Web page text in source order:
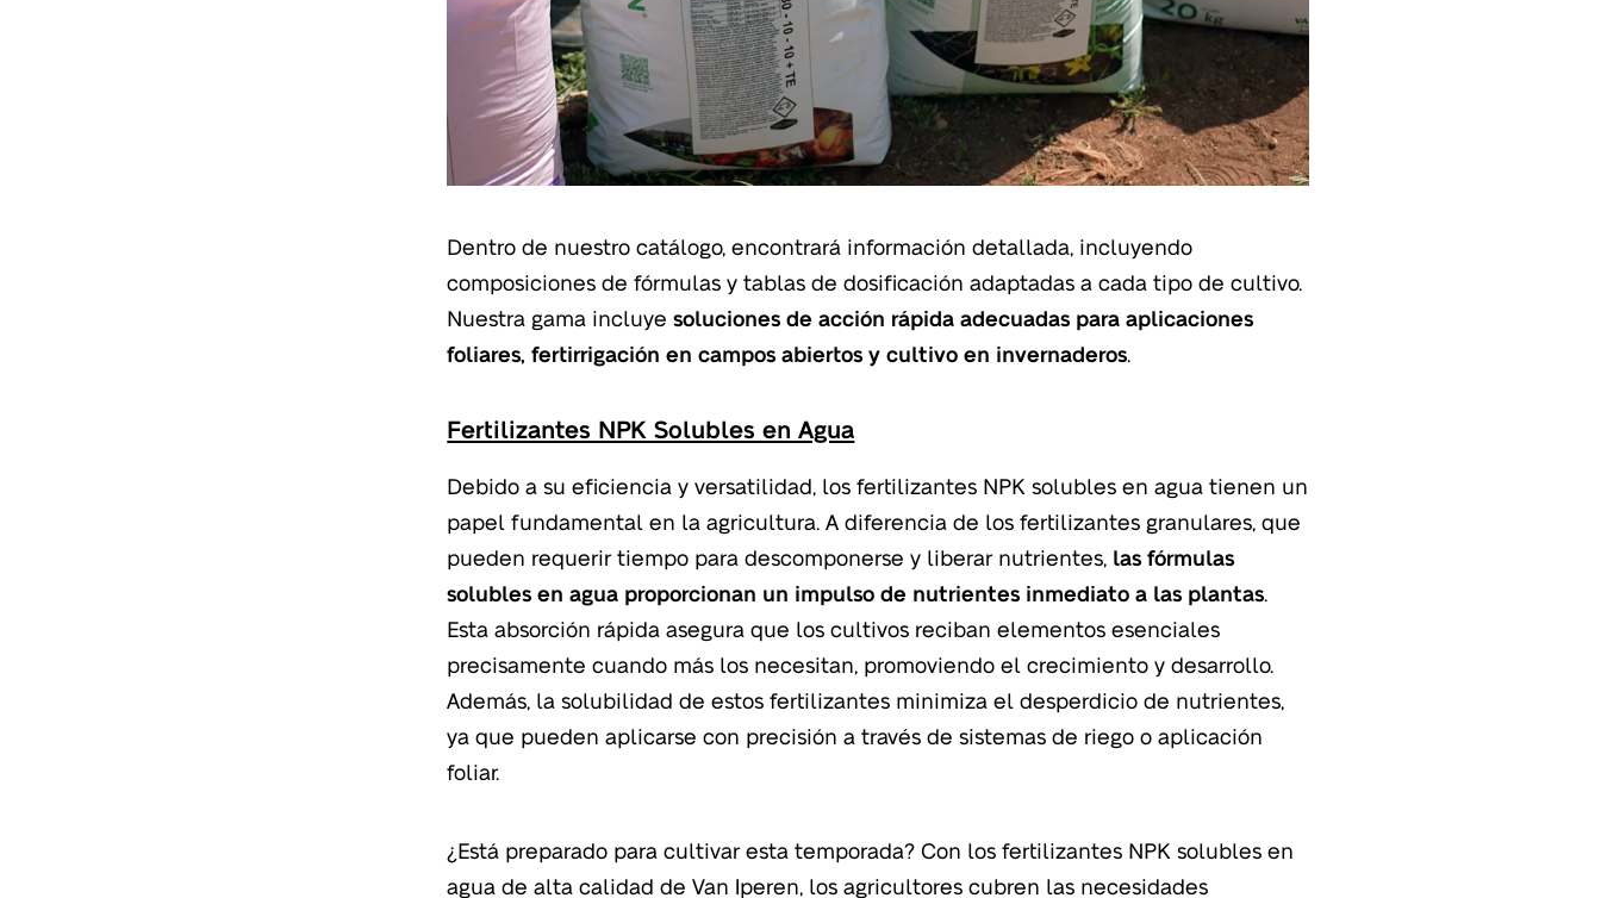
Dentro de nuestro catálogo, encontrará información detallada, incluyendo
composiciones de fórmulas y tablas de dosificación adaptadas a cada tipo de cultivo.
Nuestra gama incluyesoluciones de acción rápida adecuadas para aplicaciones
foliares, fertirrigación en campos abiertos y cultivo en invernaderos
Fertilizantes NPK Solubles en Agua
Debido a su eficiencia y versatilidad, los fertilizantes NPK solubles en agua tienen un
papel fundamental en la agricultura. A diferencia de los fertilizantes granulares, que
pueden requerir tiempo para descomponerse y liberar nutrientes, las fórmulas
solubles en agua proporcionan un impulso de nutrientes inmediato a las plantas.
Esta absorción rápida asegura que los cultivos reciban elementos esenciales
precisamente cuando más los necesitan, promoviendo el crecimiento y desarrollo.
Además, la solubilidad de estos fertilizantes minimiza el desperdicio de nutrientes,
ya que pueden aplicarse con precisión a través de sistemas de riego o aplicación
foliar.
¿Está preparado para cultivar esta temporada? Con los fertilizantes NPK solubles en
agua de alta calidad de Van Iperen, los agricultores cubren las necesidades